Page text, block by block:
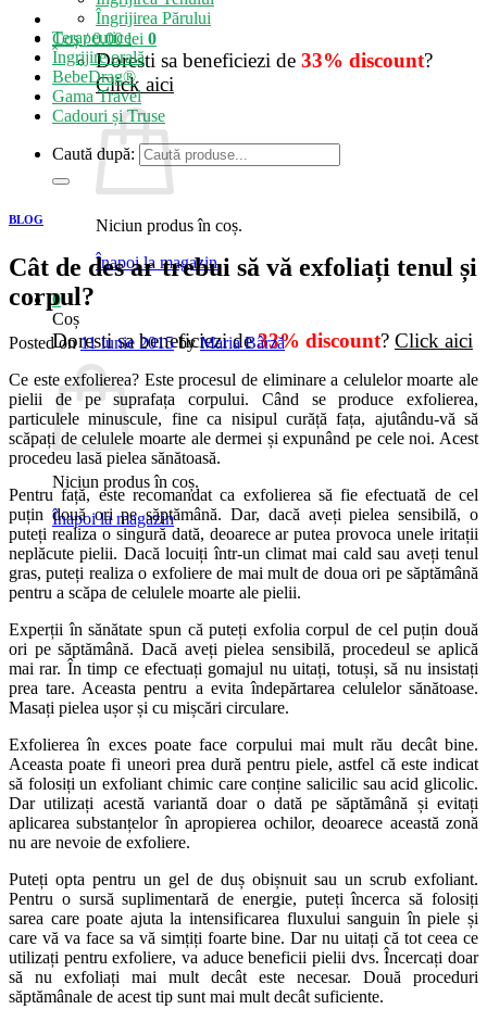
Coș /0.00lei 0
Doresti sa beneficiezi de 33% discount?
Click aici
Niciun produs în coș.
Înapoi la magazin
0
Coș
Doresti sa beneficiezi de33% discount? Click aici
Niciun produs în coș.
Înapoi la magazin
Îngrijirea Părului
Terapeutice
Îngrijire orală
BebeDrag®
Gama Travel
Cadouri și Truse
Caută după:
BLOG
Cât de des ar trebui să vă exfoliați tenul și
corpul?
Posted on11 iunie 2015 byMaria Bârză
Ce este exfolierea? Este procesul de eliminare a celulelor moarte ale
pielii de pe suprafața corpului. Când se produce exfolierea,
particulele minuscule, fine ca nisipul curăță fața, ajutându-vă să
scăpați de celulele moarte ale dermei și expunând pe cele noi. Acest
procedeu lasă pielea sănătoasă.
Pentru față, este recomandat ca exfolierea să fie efectuată de cel
puțin două ori pe săptămână. Dar, dacă aveți pielea sensibilă, o
puteți realiza o singură dată, deoarece ar putea provoca unele iritații
neplăcute pielii. Dacă locuiți într-un climat mai cald sau aveți tenul
gras, puteți realiza o exfoliere de mai mult de doua ori pe săptămână
pentru a scăpa de celulele moarte ale pielii.
Experții în sănătate spun că puteți exfolia corpul de cel puțin două
ori pe săptămână. Dacă aveți pielea sensibilă, procedeul se aplică
mai rar. În timp ce efectuați gomajul nu uitați, totuși, să nu insistați
prea tare. Aceasta pentru a evita îndepărtarea celulelor sănătoase.
Masați pielea ușor și cu mișcări circulare.
Exfolierea în exces poate face corpului mai mult rău decât bine.
Aceasta poate fi uneori prea dură pentru piele, astfel că este indicat
să folosiți un exfoliant chimic care conține salicilic sau acid glicolic.
Dar utilizați acestă variantă doar o dată pe săptămână și evitați
aplicarea substanțelor în apropierea ochilor, deoarece această zonă
nu are nevoie de exfoliere.
Puteți opta pentru un gel de duș obișnuit sau un scrub exfoliant.
Pentru o sursă suplimentară de energie, puteți încerca să folosiți
sarea care poate ajuta la intensificarea fluxului sanguin în piele și
care vă va face sa vă simțiți foarte bine. Dar nu uitați că tot ceea ce
utilizați pentru exfoliere, va aduce beneficii pielii dvs. Încercați doar
să nu exfoliați mai mult decât este necesar. Două proceduri
săptămânale de acest tip sunt mai mult decât suficiente.